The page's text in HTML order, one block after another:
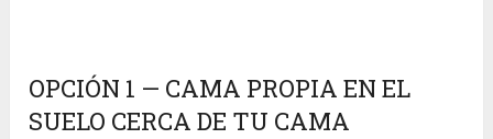
OPCIÓN 1 — CAMA PROPIA EN EL
SUELO CERCA DE TU CAMA